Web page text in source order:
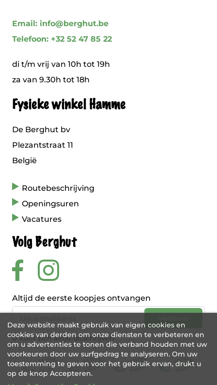
Email: info@berghut.be
Telefoon: +32 52 47 85 22
di t/m vrij van 10h tot 19h
za van 9.30h tot 18h
Fysieke winkel Hamme
De Berghut bv
Plezantstraat 11
België
Routebeschrijving
Openingsuren
Vacatures
Volg Berghut
Altijd de eerste koopjes ontvangen
U kunt zich altijd uitschrijven
Deze website maakt gebruik van eigen cookies en
cookies van derden om onze diensten te verbeteren en
om u advertenties te tonen die verband houden met uw
voorkeuren door uw surfgedrag te analyseren. Om uw
toestemming te geven voor het gebruik ervan, drukt u
op de knop Accepteren.